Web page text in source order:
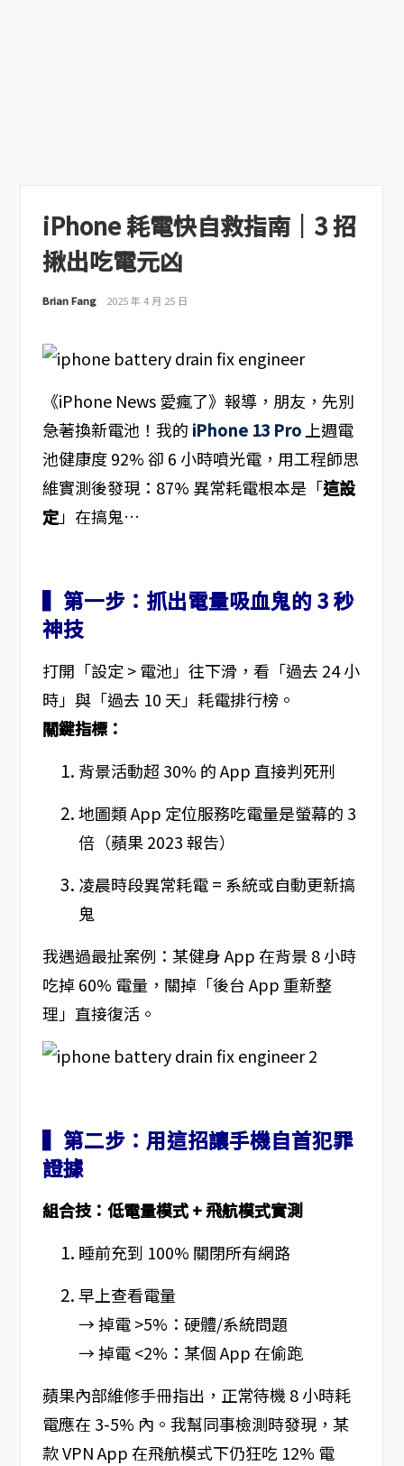
iPhone 耗電快自救指南｜3 招
揪出吃電元凶
Brian Fang 2025 年 4 月 25 日
《iPhone News 愛瘋了》報導，朋友，先別
急著換新電池！我的 iPhone 13 Pro上週電
池健康度 92% 卻 6 小時噴光電，用工程師思
維實測後發現：87% 異常耗電根本是「這設
定」在搞鬼…
▍第一步：抓出電量吸血鬼的 3 秒
神技
打開「設定 > 電池」往下滑，看「過去 24 小
時」與「過去 10 天」耗電排行榜。
關鍵指標：
背景活動超 30% 的 App 直接判死刑
地圖類 App 定位服務吃電量是螢幕的 3
倍（蘋果 2023 報告）
凌晨時段異常耗電 = 系統或自動更新搞
鬼
我遇過最扯案例：某健身 App 在背景 8 小時
吃掉 60% 電量，關掉「後台 App 重新整
理」直接復活。
▍第二步：用這招讓手機自首犯罪
證據
組合技：低電量模式 + 飛航模式實測
睡前充到 100% 關閉所有網路
早上查看電量
→ 掉電 >5%：硬體/系統問題
→ 掉電 <2%：某個 App 在偷跑
蘋果內部維修手冊指出，正常待機 8 小時耗
電應在 3-5% 內。我幫同事檢測時發現，某
款 VPN App 在飛航模式下仍狂吃 12% 電